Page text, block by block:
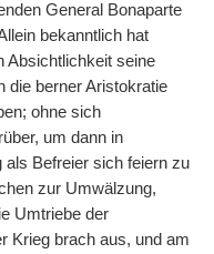
General Bonaparte
bekanntlich hat
Absichtlichkeit seine
die berner Aristokratie
ohne sich
um dann in
als Befreier sich feiern zu
zur Umwälzung,
Umtriebe der
Krieg brach aus, und am